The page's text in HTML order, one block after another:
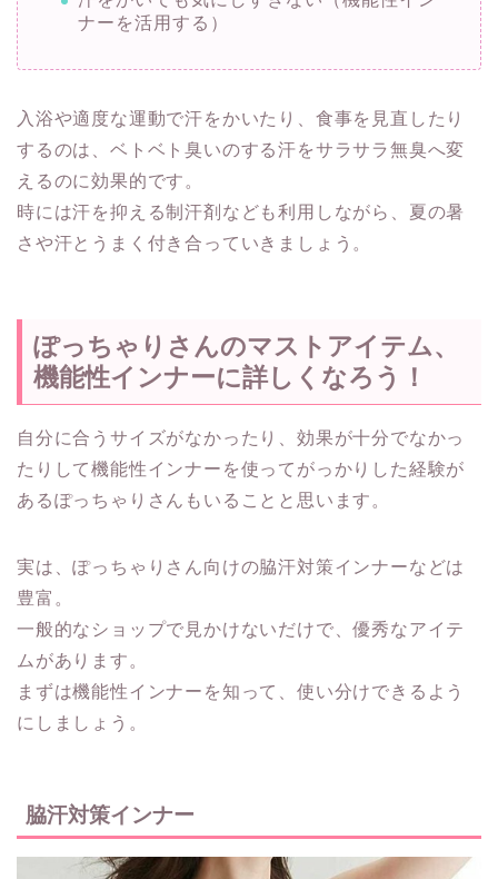
ナーを活用する）
入浴や適度な運動で汗をかいたり、食事を見直したり
するのは、ベトベト臭いのする汗をサラサラ無臭へ変
えるのに効果的です。
時には汗を抑える制汗剤なども利用しながら、夏の暑
さや汗とうまく付き合っていきましょう。
ぽっちゃりさんのマストアイテム、
機能性インナーに詳しくなろう！
自分に合うサイズがなかったり、効果が十分でなかっ
たりして機能性インナーを使ってがっかりした経験が
あるぽっちゃりさんもいることと思います。
実は、ぽっちゃりさん向けの脇汗対策インナーなどは
豊富。
一般的なショップで見かけないだけで、優秀なアイテ
ムがあります。
まずは機能性インナーを知って、使い分けできるよう
にしましょう。
脇汗対策インナー